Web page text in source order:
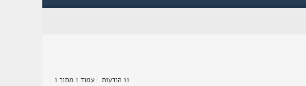
11 הודעות | עמוד 1 מתוך 1